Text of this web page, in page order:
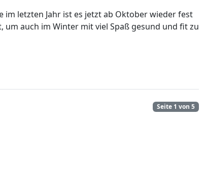
im letzten Jahr ist es jetzt ab Oktober wieder fest
auch im Winter mit viel Spaß gesund und fit zu
Seite 1 von 5